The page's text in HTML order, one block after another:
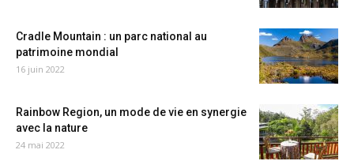
Cradle Mountain : un parc national au
patrimoine mondial
16 juin 2022
Rainbow Region, un mode de vie en synergie
avec la nature
24 mai 2022